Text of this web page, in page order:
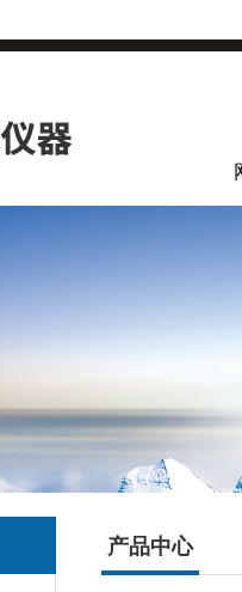
产品中心